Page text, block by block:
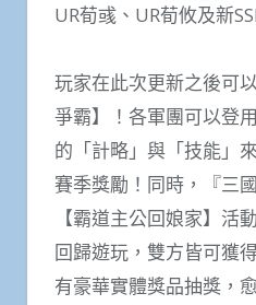
UR荀彧、UR荀攸及新
玩家在此次更新之後可
爭霸】！各軍團可以登
的「計略」與「技能」
賽季獎勵！同時，『三
【霸道主公回娘家】活
回歸遊玩，雙方皆可獲
有豪華實體獎品抽獎，